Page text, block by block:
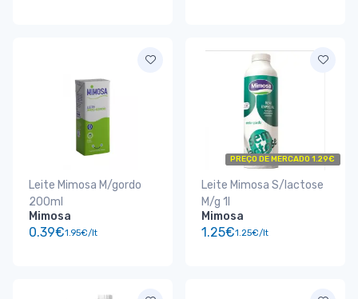
Leite Mimosa M/gordo
200ml
Mimosa
0.39€1.95€/lt
PREÇO DE MERCADO 1.29€
Leite Mimosa S/lactose
M/g 1l
Mimosa
1.25€1.25€/lt